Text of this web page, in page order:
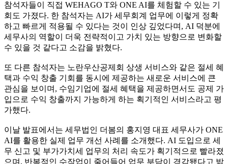
참석자들이 직접 WEHAGO T와 ONE AI를 체험할 수 있는 기
회도 가졌다. 한 참석자는 AI가 세무회계 업무에 이렇게 정확
하고 빠르게 적용될 수 있다는 것이 인상 깊었다며, AI 덕분에
세무사의 역할이 더욱 전략적이고 가치 있는 방향으로 변화할
수 있을 것 같다고 소감을 밝혔다.
또 다른 참석자는 노란우산공제회 상생 서비스와 같은 절세 혜
택과 수익 창출 기회를 동시에 제공하는 새로운 서비스에 큰
관심을 보이며, 수임기업에 절세 혜택을 제공하면서도 공제 가
입으로 수익 창출까지 가능하게 하는 획기적인 서비스라고 평
가했다.
이날 발표에서는 세무법인 더봄의 홍지영 대표 세무사가 ONE
AI를 활용한 실제 업무 개선 사례를 소개했다. AI 도입으로 세
무 신고 및 부가가치세 업무의 처리 속도가 획기적으로 빨라졌
으며, 반복적인 수작업이 줄어들어 업무 부담이 경감됐다고 밝